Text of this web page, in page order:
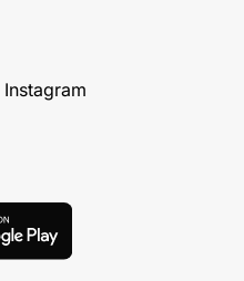
Instagram